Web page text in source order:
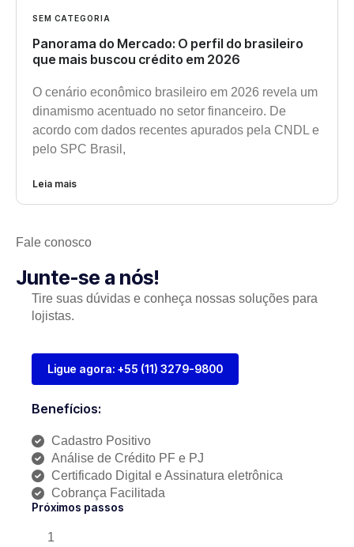
SEM CATEGORIA
Panorama do Mercado: O perfil do brasileiro
que mais buscou crédito em 2026
O cenário econômico brasileiro em 2026 revela um
dinamismo acentuado no setor financeiro. De
acordo com dados recentes apurados pela CNDL e
pelo SPC Brasil,
Leia mais
Fale conosco
Junte-se a nós!
Tire suas dúvidas e conheça nossas soluções para
lojistas.
Ligue agora: +55 (11) 3279-9800
Benefícios:
Cadastro Positivo
Análise de Crédito PF e PJ
Certificado Digital e Assinatura eletrônica
Cobrança Facilitada
Próximos passos
1